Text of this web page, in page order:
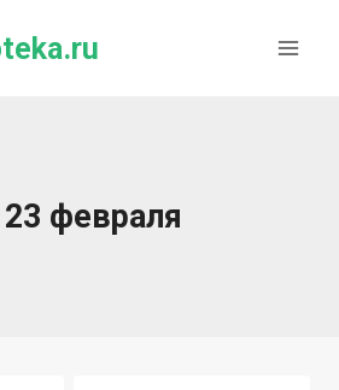
февраля